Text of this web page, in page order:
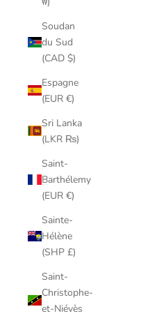
Soudan
du Sud
(CAD $)
Espagne
(EUR €)
Sri Lanka
(LKR ₨)
Saint-
Barthélemy
(EUR €)
Sainte-
Hélène
(SHP £)
Saint-
Christophe-
et-Niévès